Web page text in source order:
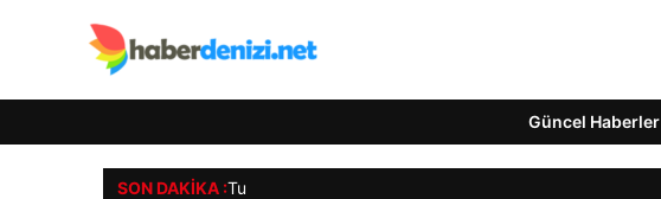
Güncel Haberler
SON DAKIKA :Tunceli’de otluk alandan orman